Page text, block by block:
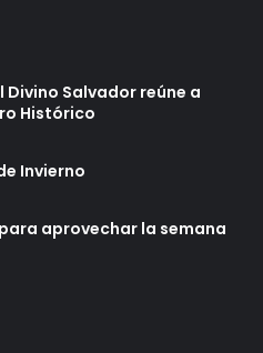
Salvador reúne a
Histórico
Invierno
aprovechar la semana